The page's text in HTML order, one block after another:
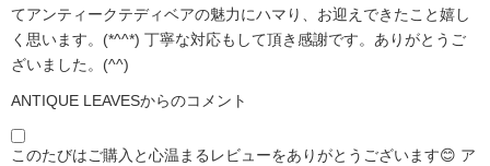
てアンティークテディベアの魅力にハマり、お迎えできたこと嬉し
く思います。(*^^*) 丁寧な対応もして頂き感謝です。ありがとうご
ざいました。(^^)
ANTIQUE LEAVESからのコメント
このたびはご購入と心温まるレビューをありがとうございます😊 ア